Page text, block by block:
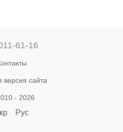
61-16
версия сайта
- 2026
Рус